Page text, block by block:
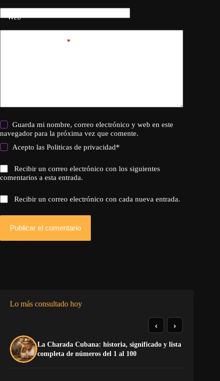
Web
*
Guarda mi nombre, correo electrónico y web en este
navegador para la próxima vez que comente.
Acepto lasPoliticas de privacidad*
Recibir un correo electrónico con los siguientes
comentarios a esta entrada.
Recibir un correo electrónico con cada nueva entrada.
Publicar el comentario
Lo más consultado hoy
La Charada Cubana: historia, significado y lista
completa de números del 1 al 100
‹ ›